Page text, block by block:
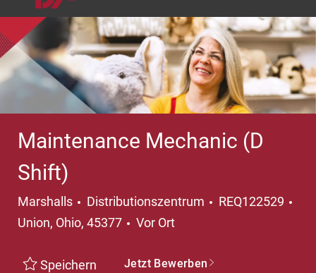
Maintenance Mechanic (D
Shift)
Marshalls Kategorie
Distributionszentrum REQ122529
Union, Ohio, 45377
Vor Ort
Speichern Jetzt Bewerben